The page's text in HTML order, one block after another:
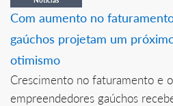
Com aumento no
gaúchos projetam um
otimismo
Crescimento no faturamento e
empreendedores gaúchos